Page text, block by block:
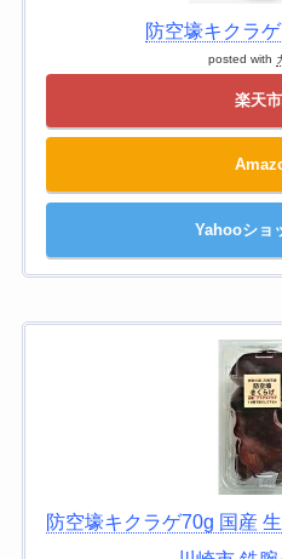
防空壕キクラ
posted with
楽天
Yahooショ
防空壕キクラゲ70g 国産